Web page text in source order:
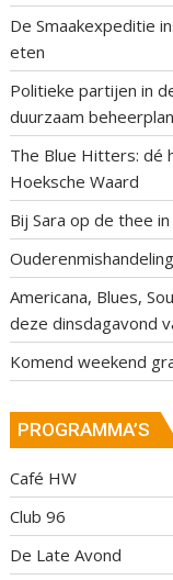
De Smaakexpeditie
eten
Politieke partijen in
duurzaam
The Blue Hitters: dé
Hoeksche Waard
Bij Sara op de thee
Ouderenmishandeling
Americana, Blues,
deze dinsdagavond
Komend weekend
PROGRAMMA’S
Café HW
Club 96
De Late Avond